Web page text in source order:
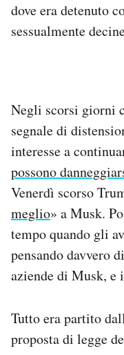
dove era detenuto
sessualmente
Negli scorsi giorni
segnale di
interesse a
possono
Venerdì scorso
meglio» a Musk.
tempo quando gli
pensando davvero
aziende di Musk, e
Tutto era partito
proposta di legge